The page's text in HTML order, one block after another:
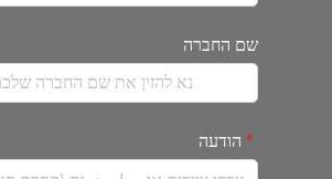
שם החברה
הודעה